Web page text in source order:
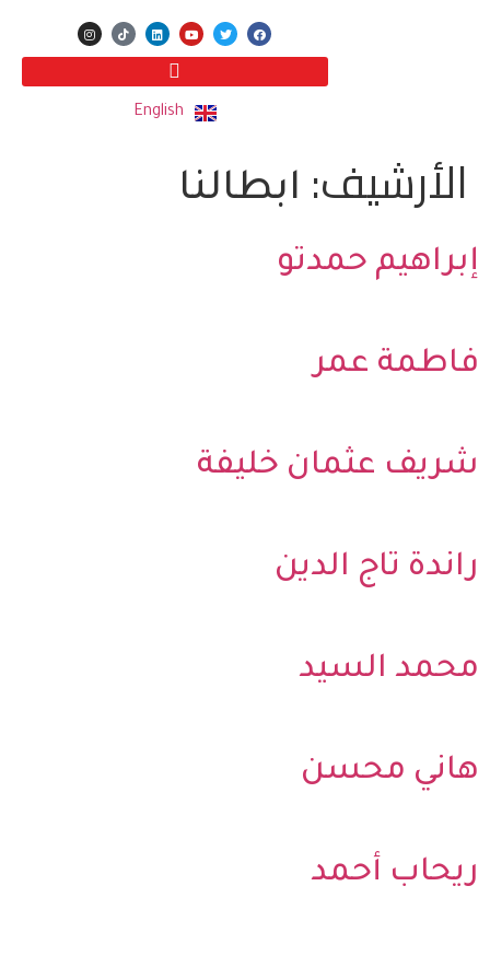
English
الأرشيف: ابطالنا
إبراهيم حمدتو
فاطمة عمر
شريف عثمان خليفة
راندة تاج الدين
محمد السيد
هاني محسن
ريحاب أحمد